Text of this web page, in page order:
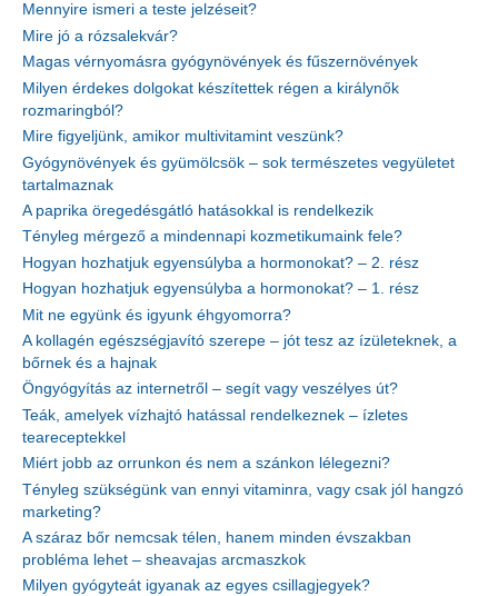
Mennyire ismeri a teste jelzéseit?
Mire jó a rózsalekvár?
Magas vérnyomásra gyógynövények és fűszernövények
Milyen érdekes dolgokat készítettek régen a királynők
rozmaringból?
Mire figyeljünk, amikor multivitamint veszünk?
Gyógynövények és gyümölcsök – sok természetes vegyületet
tartalmaznak
A paprika öregedésgátló hatásokkal is rendelkezik
Tényleg mérgező a mindennapi kozmetikumaink fele?
Hogyan hozhatjuk egyensúlyba a hormonokat? – 2. rész
Hogyan hozhatjuk egyensúlyba a hormonokat? – 1. rész
Mit ne együnk és igyunk éhgyomorra?
A kollagén egészségjavító szerepe – jót tesz az ízületeknek, a
bőrnek és a hajnak
Öngyógyítás az internetről – segít vagy veszélyes út?
Teák, amelyek vízhajtó hatással rendelkeznek – ízletes
teareceptekkel
Miért jobb az orrunkon és nem a szánkon lélegezni?
Tényleg szükségünk van ennyi vitaminra, vagy csak jól hangzó
marketing?
A száraz bőr nemcsak télen, hanem minden évszakban
probléma lehet – sheavajas arcmaszkok
Milyen gyógyteát igyanak az egyes csillagjegyek?